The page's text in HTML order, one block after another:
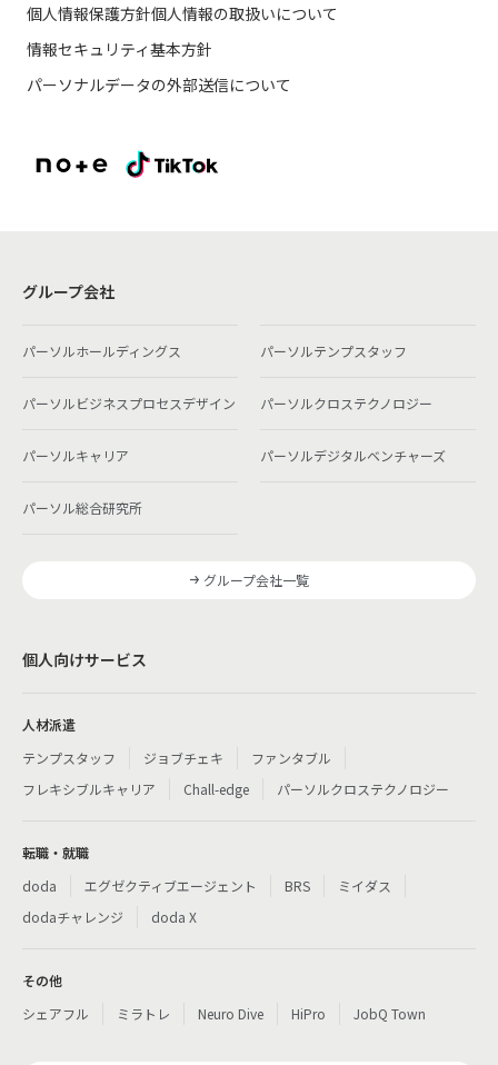
個人情報保護方針個人情報の取扱いについて
情報セキュリティ基本方針
パーソナルデータの外部送信について
グループ会社
パーソルホールディングス パーソルテンプスタッフ
パーソルビジネスプロセスデザイン パーソルクロステクノロジー
パーソルキャリア パーソルデジタルベンチャーズ
パーソル総合研究所
グループ会社一覧
個人向けサービス
人材派遣
テンプスタッフ
ジョブチェキ
ファンタブル
フレキシブルキャリア
Chall-edge パーソルクロステクノロジー
転職・就職
doda
エグゼクティブエージェント BRS
ミイダス
dodaチャレンジ
doda X
その他
シェアフル
ミラトレ Neuro Dive HiPro JobQ Town